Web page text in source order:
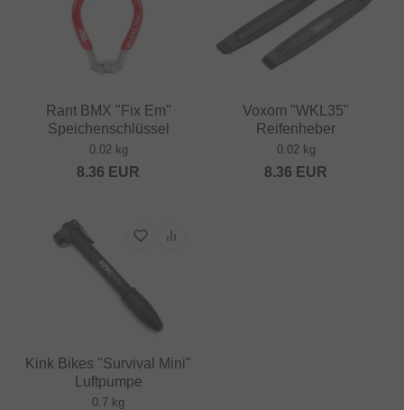
Rant BMX "Fix Em"
Speichenschlüssel
0.02 kg
8.36 EUR
Voxom "WKL35"
Reifenheber
0.02 kg
8.36 EUR
Kink Bikes "Survival Mini"
Luftpumpe
0.7 kg